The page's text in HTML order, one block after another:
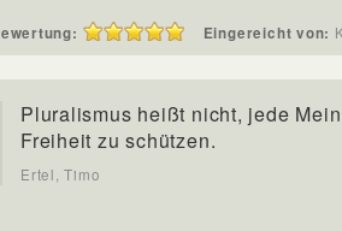
Eingereicht von:
Pluralismus heißt nicht, jede
Freiheit zu schützen.
Ertel, Timo